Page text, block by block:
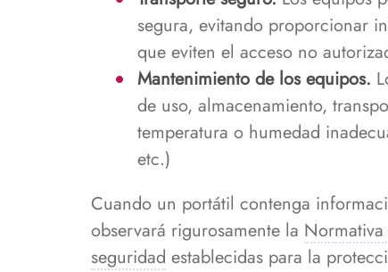
segura, evitando proporcionar
que eviten el acceso no
Mantenimiento de los equipos.
de uso, almacenamiento,
temperatura o humedad
etc.)
Cuando un portátil contenga
observará rigurosamente la
seguridad establecidas para la